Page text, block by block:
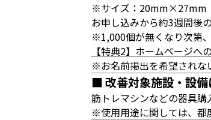
※サイズ：20mm×27mm
お申し込みから約3週間後
※1,000個が無くなり次第
【特典2】ホームページへ
※お名前掲出を希望されな
■ 改善対象施設・設備
筋トレマシンなどの器具購
※使用用途に関しては、都